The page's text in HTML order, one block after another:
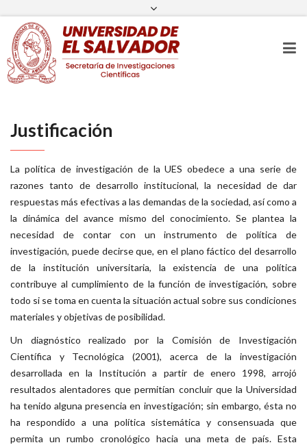
(503) 2225 8434
FacebookTwitter
Justificación
La política de investigación de la UES obedece a una serie de
razones tanto de desarrollo institucional, la necesidad de dar
respuestas más efectivas a las demandas de la sociedad, así como a
la dinámica del avance mismo del conocimiento. Se plantea la
necesidad de contar con un instrumento de política de
investigación, puede decirse que, en el plano fáctico del desarrollo
de la institución universitaria, la existencia de una política
contribuye al cumplimiento de la función de investigación, sobre
todo si se toma en cuenta la situación actual sobre sus condiciones
materiales y objetivas de posibilidad.
Un diagnóstico realizado por la Comisión de Investigación
Científica y Tecnológica (2001), acerca de la investigación
desarrollada en la Institución a partir de enero 1998, arrojó
resultados alentadores que permitían concluir que la Universidad
ha tenido alguna presencia en investigación; sin embargo, ésta no
ha respondido a una política sistemática y consensuada que
permita un rumbo cronológico hacia una meta de país. Esta